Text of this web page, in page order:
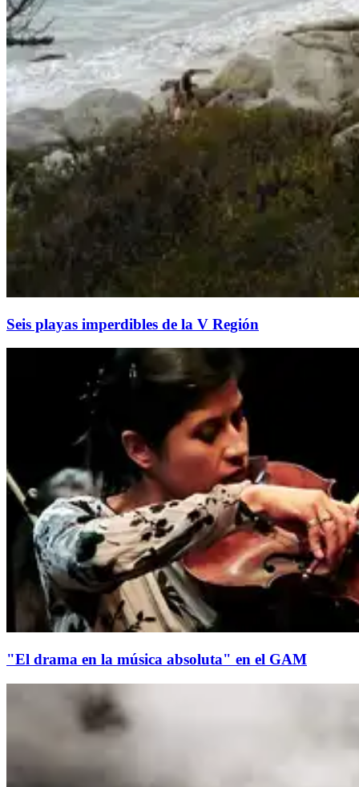
Seis playas imperdibles de la V Región
"El drama en la música absoluta" en el GAM